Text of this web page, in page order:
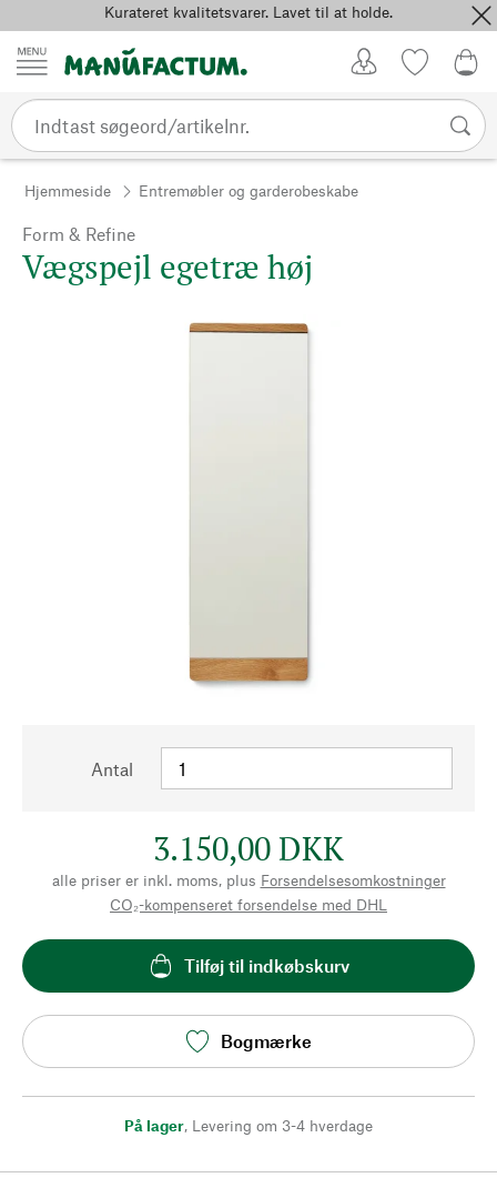
Spring til indholdKurateret kvalitetsvarer. Lavet til at holde.
Hjemmeside Entremøbler og garderobeskabe
Form & Refine
Vægspejl egetræ høj
Antal
3.150,00 DKK
alle priser er inkl. moms, plus Forsendelsesomkostninger
CO₂-kompenseret forsendelse med DHL
Tilføj til indkøbskurv
Bogmærke
På lager, Levering om 3-4 hverdage